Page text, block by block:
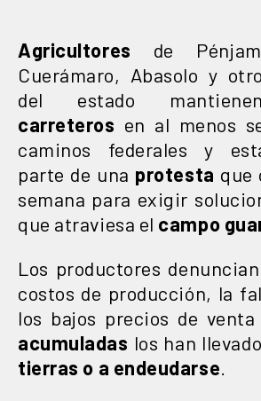
Agricultores de
Cuerámaro, Abasolo y
del estado
carreteros en al menos
caminos federales y
parte de una protesta que
semana para exigir
que atraviesa el campo
Los productores
costos de producción, la
los bajos precios de
acumuladas los han
tierras o a endeudarse